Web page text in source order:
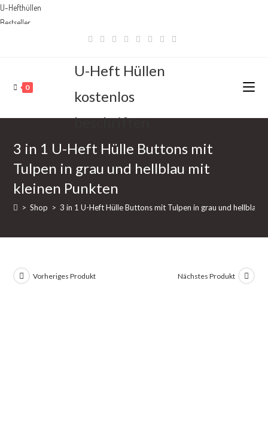
0
U-Heft Hüllen
kostenlos
beschriften
3 in 1 U-Heft Hülle Buttons mit
Tulpen in grau und hellblau mit
kleinen Punkten
> Shop > 3 in 1 U-Heft Hülle Buttons mit Tulpen in grau und hellblau
Vorheriges Produkt Nächstes Produkt
U-Hefthüllen
Bestseller